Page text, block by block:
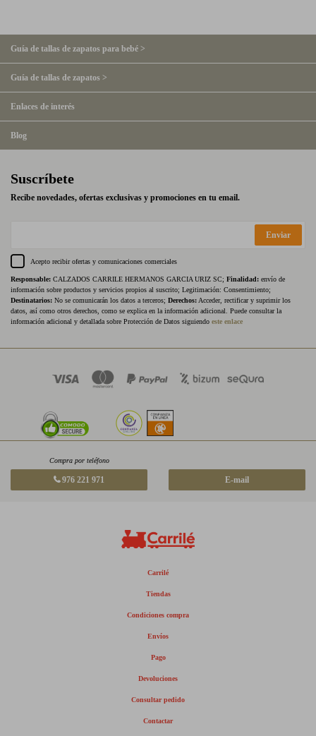
Guía de tallas de zapatos para bebé >
Guía de tallas de zapatos >
Enlaces de interés
Blog
Suscríbete
Recibe novedades, ofertas exclusivas y promociones en tu email.
Enviar
Acepto recibir ofertas y comunicaciones comerciales
Responsable: CALZADOS CARRILE HERMANOS GARCIA URIZ SC; Finalidad: envío de
información sobre productos y servicios propios al suscrito; Legitimación: Consentimiento;
Destinatarios: No se comunicarán los datos a terceros; Derechos: Acceder, rectificar y suprimir los
datos, así como otros derechos, como se explica en la información adicional. Puede consultar la
información adicional y detallada sobre Protección de Datos siguiendo este enlace
Compra por teléfono
976 221 971 E-mail
Carrilé
Tiendas
Condiciones compra
Envíos
Pago
Devoluciones
Consultar pedido
Contactar